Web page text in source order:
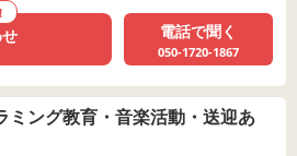
電話で聞く
050-1720-1867
ミング教育・音楽活動・送迎あ